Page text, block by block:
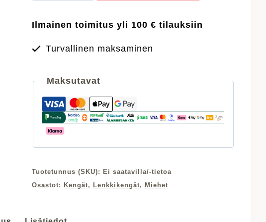
Foam
wide
juoksukengät
Ilmainen toimitus yli 100 € tilauksiin
Turvallinen maksaminen
Maksutavat
Tuotetunnus (SKU):
Ei saatavilla/-tietoa
Osastot:
Kengät, Lenkkikengät, Miehet